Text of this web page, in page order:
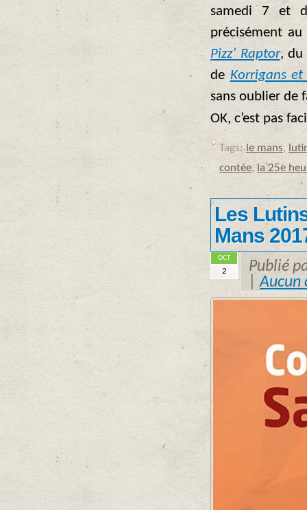
samedi 7 et
précisément
Pizz’ Raptor, du
de Korrigans et
sans oublier de
OK, c’est pas
Tags: le mans,
contée, la 25e
Les
Mans
OCT
2
Publié
|Aucun